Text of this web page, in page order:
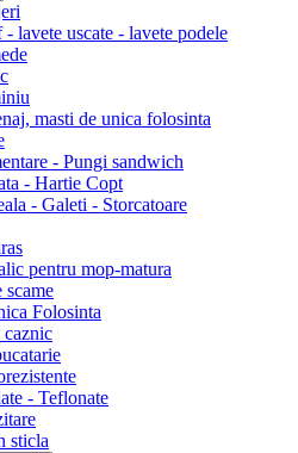
lavete uscate - lavete podele
masti de unica folosinta
- Pungi sandwich
- Hartie Copt
- Galeti - Storcatoare
pentru mop-matura
scame
Folosinta
caznic
- Teflonate
sticla